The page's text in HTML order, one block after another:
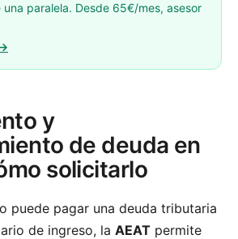
paralela. Desde 65€/mes, asesor
y
de deuda en
solicitarlo
puede pagar una deuda tributaria
de ingreso, la AEAT permite